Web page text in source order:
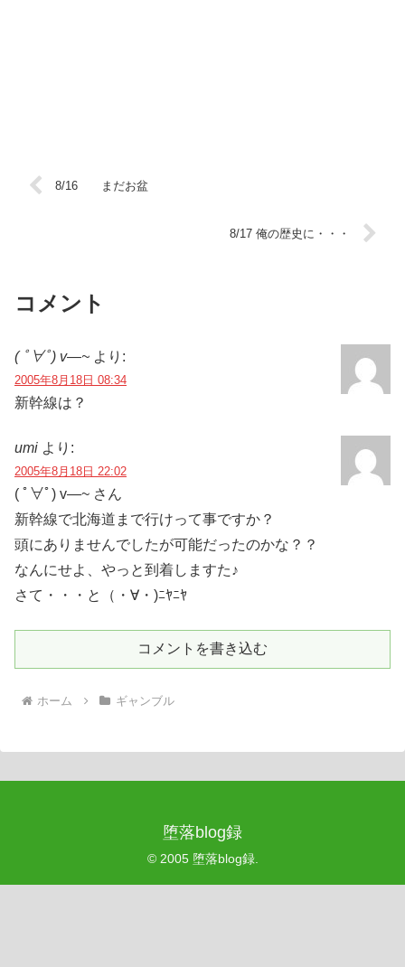
8/16 まだお盆
8/17 俺の歴史に・・・
コメント
( ﾟ∀ﾟ) v―~ より:
2005年8月18日 08:34
新幹線は？
umi より:
2005年8月18日 22:02
( ﾟ∀ﾟ) v―~ さん
新幹線で北海道まで行けって事ですか？
頭にありませんでしたが可能だったのかな？？
なんにせよ、やっと到着しますた♪
さて・・・と（・∀・)ﾆﾔﾆﾔ
コメントを書き込む
ホーム ギャンブル
堕落blog録
© 2005 堕落blog録.